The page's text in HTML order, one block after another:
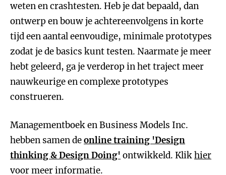
weten en crashtesten. Heb je dat bepaald, dan
ontwerp en bouw je achtereenvolgens in korte
tijd een aantal eenvoudige, minimale prototypes
zodat je de basics kunt testen. Naarmate je meer
hebt geleerd, ga je verderop in het traject meer
nauwkeurige en complexe prototypes
construeren.
Managementboek en Business Models Inc.
hebben samen deonline training 'Design
thinking & Design Doing' ontwikkeld. Klikhier
voor meer informatie.